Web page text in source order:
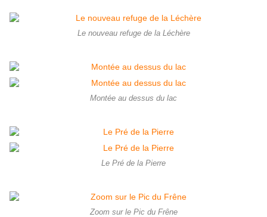
Le nouveau refuge de la Léchère
Montée au dessus du lac
Le Pré de la Pierre
Zoom sur le Pic du Frêne